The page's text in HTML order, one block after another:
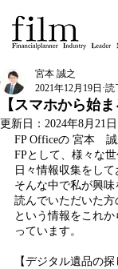
【スマホから始
宮本 誠之
2021年12月19日 読
更新日： 2024年8月21日
FP Officeの 宮本　
FPとして、様々な
日々情報収集をして
そんな中で私が興
読んでいただいた方
という情報をこれ
っています。
【デジタル遺品の